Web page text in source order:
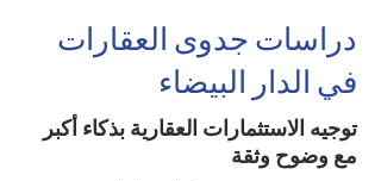
دراسات جدوى العقارات
في الدار البيضاء
توجيه الاستثمارات العقارية بذكاء أكبر
مع وضوح وثقة